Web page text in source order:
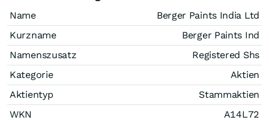
Name
Berger Paints India Ltd
Kurzname
Berger Paints Ind
Namenszusatz
Registered Shs
Kategorie
Aktien
Aktientyp
Stammaktien
WKN
A14L72